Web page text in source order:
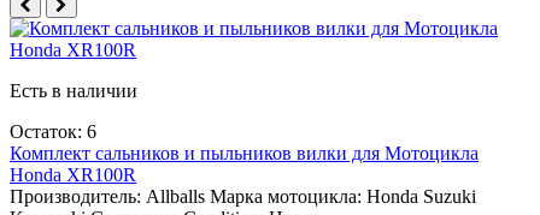
Есть в наличии
Остаток: 6
Комплект сальников и пыльников вилки для Мотоцикла
Honda XR100R
Производитель: Allballs Марка мотоцикла: Honda Suzuki